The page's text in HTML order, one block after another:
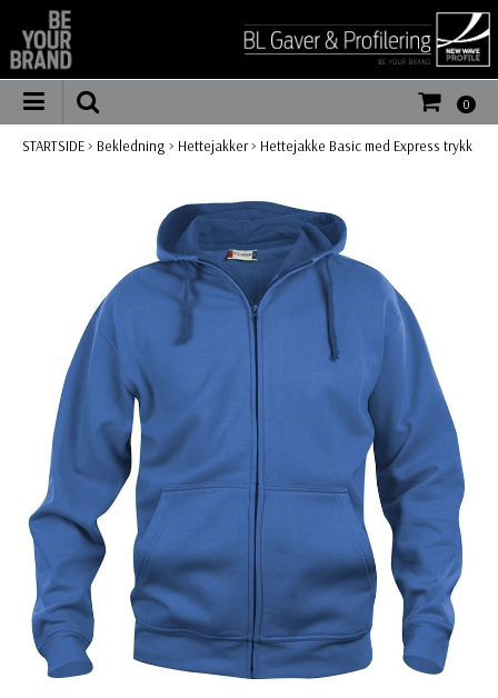
0
STARTSIDE> Bekledning > Hettejakker> Hettejakke Basic med Express trykk